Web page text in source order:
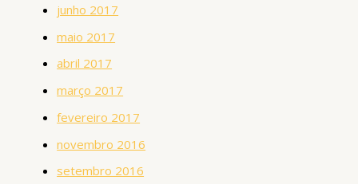
junho 2017
maio 2017
abril 2017
março 2017
fevereiro 2017
novembro 2016
setembro 2016